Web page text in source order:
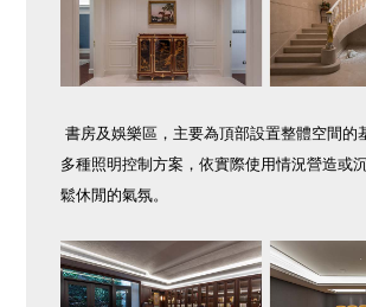
書房及娛樂區，主要為頂部設置整體空間的
多種照明控制方案，依實際使用情況營造或
鬆休閒的氣氛。